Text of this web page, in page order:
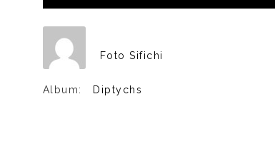
Foto Sifichi
Album: Diptychs